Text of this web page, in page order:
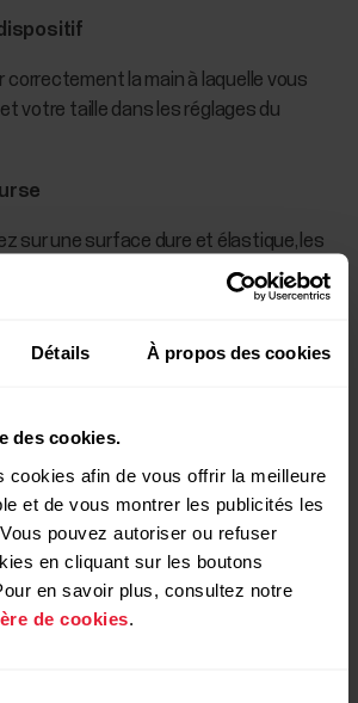
Détails À propos des cookies
des cookies.
cookies afin de vous offrir la meilleure
et de vous montrer les publicités les
pouvez autoriser ou refuser
en cliquant sur les boutons
en savoir plus, consultez notre
de cookies
correctement la main à laquelle vous
votre taille dans les réglages du
sur une surface dure et élastique, les
mesurées à votre poignet diffèrent
lorsque vous courez sur une surface
laquelle vous courez.
avec un accéléromètre au
pas aussi précises
mesurées par GPS. Si vous avez
valeurs de vitesse ou de
vérifiez que vos réglages
sur votre dispositif et
facteurs ci-dessus est